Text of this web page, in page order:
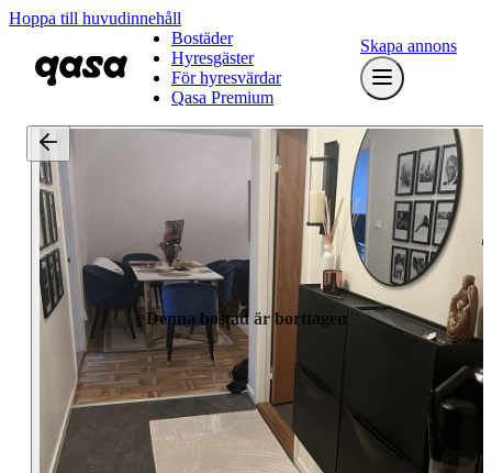
Hoppa till huvudinnehåll
Bostäder
Hyresgäster
För hyresvärdar
Qasa Premium
Skapa annons
Denna bostad är borttagen